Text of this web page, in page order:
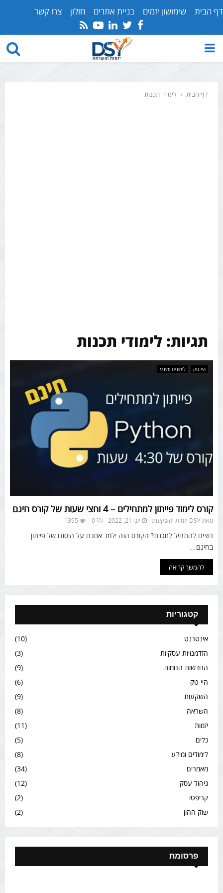
דף הבית שימושון יזמים בניית אתרים חולון צרו קשר
Facebook
Twitter
Linkedin
Youtube
Rss
PRIMARY
דף הבית לימודי תכנות
תגיות: לימודי תכנות
היי טק לימודים ומידע
קורס לימוד פייתון למתחילים – 4 וחצי שעות של קורס חינם
מאתDSY יזמות והשקעות יוני 21, 2022 0
1395
רוצים להתחיל לתכנת? הקורס הזה ילמד אתכם על היסודו של פייתון
בחינם...
להמשך קריאה
קטגוריות
אינטרנט
(10)
הזדמנויות עסקיות
(3)
החדשות החמות
(9)
היי טק
(6)
השקעות
(9)
השראה
(8)
יזמות
(11)
כלים
(5)
לימודים ומידע
(8)
מאמרים
(34)
ניהול עסק
(12)
קריפטו
(2)
שוק ההון
(2)
פרסומת